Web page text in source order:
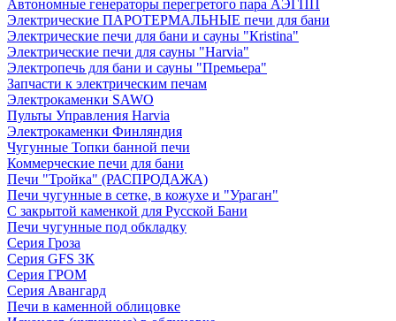
Автономные генераторы перегретого пара АЭГПП
Электрические ПАРОТЕРМАЛЬНЫЕ печи для бани
Электрические печи для бани и сауны "Кristina"
Электрические печи для сауны "Harvia"
Электропечь для бани и сауны "Премьера"
Запчасти к электрическим печам
Электрокаменки SAWO
Пульты Управления Harvia
Электрокаменки Финляндия
Чугунные Топки банной печи
Коммерческие печи для бани
Печи "Тройка" (РАСПРОДАЖА)
Печи чугунные в сетке, в кожухе и "Ураган"
С закрытой каменкой для Русской Бани
Печи чугунные под обкладку
Серия Гроза
Серия GFS ЗК
Серия ГРОМ
Серия Авангард
Печи в каменной облицовке